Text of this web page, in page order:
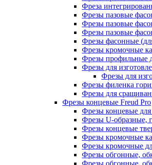
Фреза
Фрезы пазовые
Фрезы пазовые
Фрезы пазовые
Фрезы фасонные
Фрезы кромочные
Фрезы профильные
Фрезы для
Фрезы для
Фрезы филенка
Фрезы для
Фрезы концевые Freud Pro
Фрезы концевые
Фрезы U-образные,
Фрезы концевые
Фрезы кромочные
Фрезы кромочные
Фрезы обгонные,
Фрезы обгонные,